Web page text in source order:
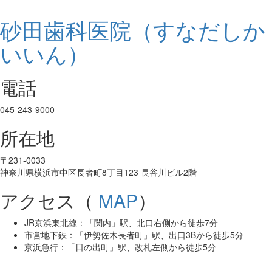
砂田歯科医院（すなだしか
いいん）
電話
045-243-9000
所在地
〒231-0033
神奈川県横浜市中区長者町8丁目123 長谷川ビル2階
アクセス（ MAP）
JR京浜東北線：「関内」駅、北口右側から徒歩7分
市営地下鉄：「伊勢佐木長者町」駅、出口3Bから徒歩5分
京浜急行：「日の出町」駅、改札左側から徒歩5分